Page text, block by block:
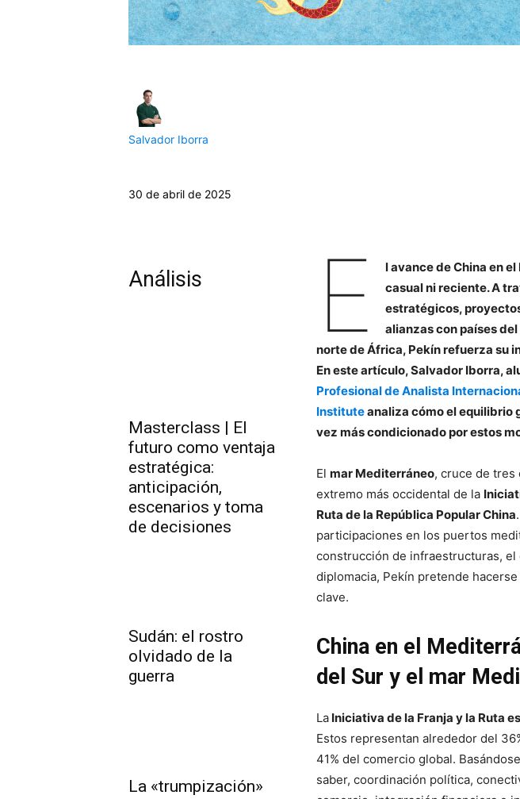
Salvador Iborra
30 de abril de 2025
Análisis
Masterclass | El
futuro como ventaja
estratégica:
anticipación,
escenarios y toma
de decisiones
Sudán: el rostro
olvidado de la
guerra
La «trumpización»
E
l avance de China en
casual ni reciente. A
estratégicos,
alianzas con países
norte de África, Pekín refuerza su
En este artículo, Salvador Iborra,
Profesional de Analista
Instituteanaliza cómo el equilibrio
vez más condicionado por estos
Elmar Mediterráneo, cruce de tres
extremo más occidental de la
Ruta de la República Popular China
participaciones en los puertos
construcción de infraestructuras, el
diplomacia, Pekín pretende
clave.
China en el
del Sur y el mar
La Iniciativa de la Franja y la Ruta
Estos representan alrededor del
41% del comercio global.
saber, coordinación política,